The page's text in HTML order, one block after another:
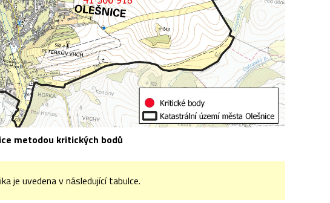
metodou kritických bodů
je uvedena v následující tabulce.